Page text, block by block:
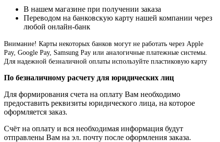
В нашем магазине при получении заказа
Переводом на банковскую карту нашей компании через
любой онлайн-банк
Внимание! Карты некоторых банков могут не работать через Apple
Pay, Google Pay, Samsung Pay или аналогичные платежные системы.
Для надежной безналичной оплаты используйте пластиковую карту
По безналичному расчету для юридических лиц
Для формирования счета на оплату Вам необходимо
предоставить реквизиты юридического лица, на которое
оформляется заказ.
Счёт на оплату и вся необходимая информация будут
отправлены Вам на эл. почту после оформления заказа.